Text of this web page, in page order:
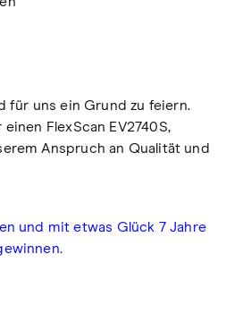
für uns ein Grund zu feiern.
FlexScan EV2740S,
Anspruch an Qualität und
und mit etwas Glück 7 Jahre